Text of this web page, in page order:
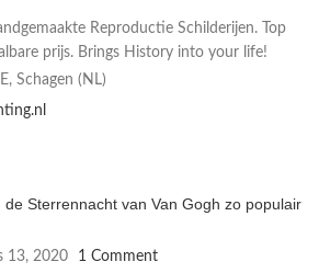
Reproductie Schilderijen. Top
prijs. Brings History into your life!
Schagen (NL)
de Sterrennacht van Van Gogh zo populair
13, 2020 1 Comment